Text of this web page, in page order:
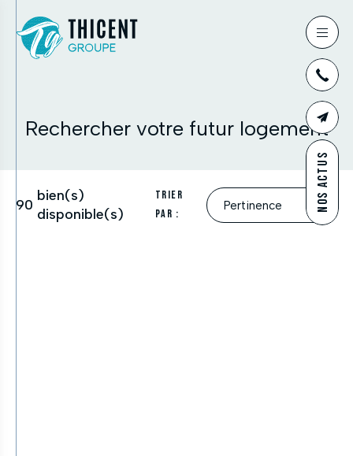
NOS ACTUS
Rechercher votre futur logement
90
bien(s)
disponible(s)
Trier
par :